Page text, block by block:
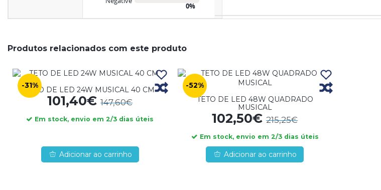
0%
Produtos relacionados com este produto
-31%
TETO DE LED 24W MUSICAL 40 CM
101,40€147,60€
Em stock, envio em 2/3 dias úteis
Adicionar ao carrinho
-52%
TETO DE LED 48W QUADRADO
MUSICAL
102,50€215,25€
Em stock, envio em 2/3 dias úteis
Adicionar ao carrinho